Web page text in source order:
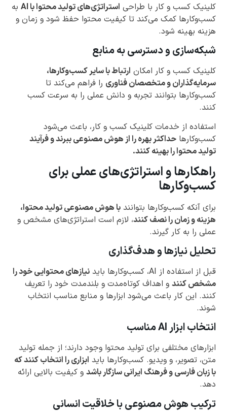
کلینیک کسب و کار با طراحی استراتژی‌های تولید محتوا با AI
به
کسب‌وکارها کمک می‌کند تا کیفیت محتوا حفظ شود و زمان و
هزینه بهینه شود.
شبکه‌سازی و دسترسی به منابع
کلینیک کسب و کار امکان ارتباط با سایر کسب‌وکارها،
سرمایه‌گذاران و متخصصان فناوری را فراهم می‌کند تا
کسب‌وکارها بتوانند تجربه و دانش عملی را به سرعت کسب
کنند.
استفاده از خدمات کلینیک کسب و کار، باعث می‌شود
کسب‌وکارها حداکثر بهره را از هوش مصنوعی ببرند و فرآیند
تولید محتوا را بهینه کنند.
راهکارها و استراتژی‌های عملی برای
کسب‌وکارها
برای آنکه کسب‌وکارها بتوانند با هوش مصنوعی تولید محتوا،
هزینه و زمان را نصف کنند، لازم است استراتژی‌های مشخص و
عملی را به کار گیرند.
تحلیل نیازها و هدف‌گذاری
قبل از استفاده از AI، کسب‌وکارها باید
نیازهای محتوایی خود را
مشخص کنند و اهداف کوتاه‌مدت و بلندمدت خود را تعریف
کنند. این کار باعث می‌شود ابزارها و منابع مناسب انتخاب
شوند.
انتخاب ابزار AI مناسب
ابزارهای مختلفی برای تولید محتوا وجود دارند؛ از جمله تولید
متن، تصویر، و ویدیو. کسب‌وکارها باید ابزاری را انتخاب کنند که
با زبان فارسی و فرهنگ ایرانی سازگار باشد و کیفیت بالایی ارائه
دهد.
ترکیب هوش مصنوعی با خلاقیت انسانی